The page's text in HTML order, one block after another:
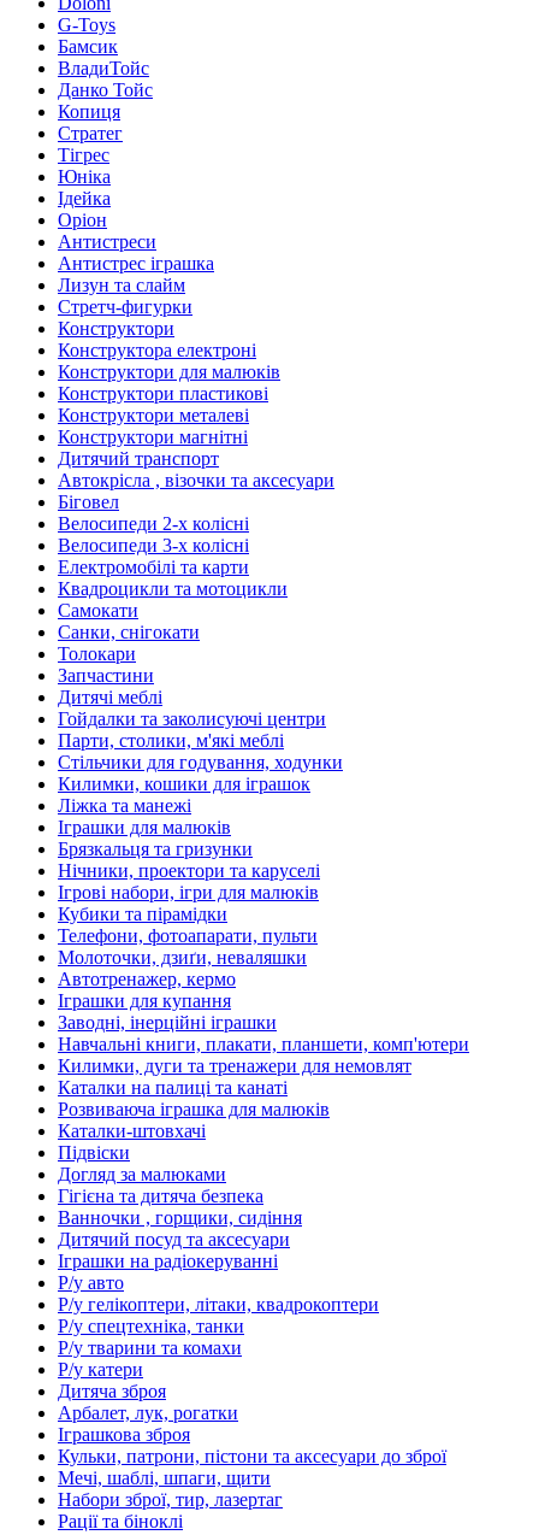
G-Toys
Бамсик
ВладиТойс
Данко Тойс
Копиця
Стратег
Тігрес
Юніка
Ідейка
Оріон
Антистреси
Антистрес іграшка
Лизун та слайм
Стретч-фигурки
Конструктори
Конструктора електроні
Конструктори для малюків
Конструктори пластикові
Конструктори металеві
Конструктори магнітні
Дитячий транспорт
Автокрісла , візочки та аксесуари
Біговел
Велосипеди 2-х колісні
Велосипеди 3-х колісні
Електромобілі та карти
Квадроцикли та мотоцикли
Самокати
Санки, снігокати
Толокари
Запчастини
Дитячі меблі
Гойдалки та заколисуючі центри
Парти, столики, м'які меблі
Стільчики для годування, ходунки
Килимки, кошики для іграшок
Ліжка та манежі
Іграшки для малюків
Брязкальця та гризунки
Нічники, проектори та каруселі
Ігрові набори, ігри для малюків
Кубики та пірамідки
Телефони, фотоапарати, пульти
Молоточки, дзиґи, неваляшки
Автотренажер, кермо
Іграшки для купання
Заводні, інерційні іграшки
Навчальні книги, плакати, планшети, комп'ютери
Килимки, дуги та тренажери для немовлят
Каталки на палиці та канаті
Розвиваюча іграшка для малюків
Каталки-штовхачі
Підвіски
Догляд за малюками
Гігієна та дитяча безпека
Ванночки , горщики, сидіння
Дитячий посуд та аксесуари
Іграшки на радіокеруванні
Р/у авто
Р/у гелікоптери, літаки, квадрокоптери
Р/у спецтехніка, танки
Р/у тварини та комахи
Р/у катери
Дитяча зброя
Арбалет, лук, рогатки
Іграшкова зброя
Кульки, патрони, пістони та аксесуари до зброї
Мечі, шаблі, шпаги, щити
Набори зброї, тир, лазертаг
Рації та біноклі